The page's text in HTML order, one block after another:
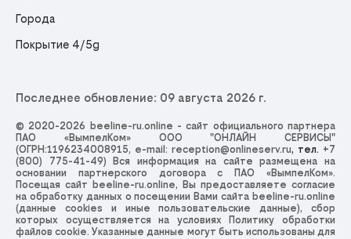
Города
Покрытие 4/5g
Последнее обновление: 09 августа 2026 г.
© 2020-2026 beeline-ru.online - сайт официального партнера
ПАО «ВымпелКом» ООО "ОНЛАЙН СЕРВИСЫ"
(ОГРН:1196234008915, e-mail: reception@onlineserv.ru, тел. +7
(800) 775-41-49) Вся информация на сайте размещена на
основании партнерского договора с ПАО «ВымпелКом».
Посещая сайт beeline-ru.online, Вы предоставляете согласие
на обработку данных о посещении Вами сайта beeline-ru.online
(данные cookies и иные пользовательские данные), сбор
которых осуществляется на условиях
Политику обработки
файлов cookie. Указанные данные могут быть использованы для